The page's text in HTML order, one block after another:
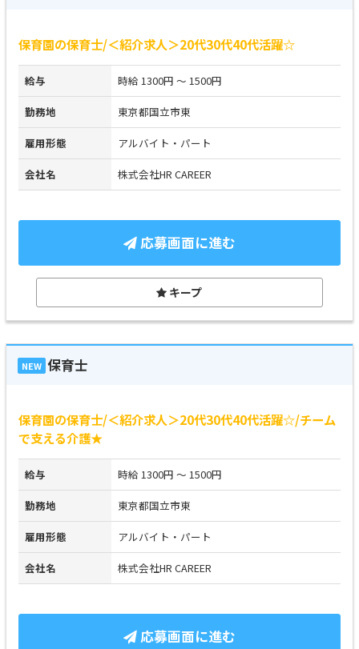
保育園の保育士/＜紹介求人＞20代30代40代活躍☆
給与 時給 1300円 ～ 1500円
勤務地 東京都国立市東
雇用形態 アルバイト・パート
会社名 株式会社HR CAREER
応募画面に進む
キープ
NEW 保育士
保育園の保育士/＜紹介求人＞20代30代40代活躍☆/チーム
で支える介護★
給与 時給 1300円 ～ 1500円
勤務地 東京都国立市東
雇用形態 アルバイト・パート
会社名 株式会社HR CAREER
応募画面に進む